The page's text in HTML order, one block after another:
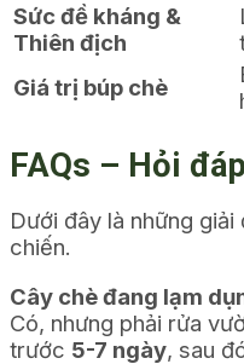
Sức đề kháng &
Thiên địch
Giá trị búp chè
FAQs – Hỏi
Dưới đây là những
chiến.
Cây chè đang lạm
Có, nhưng phải rửa
trước 5-7 ngày, sau